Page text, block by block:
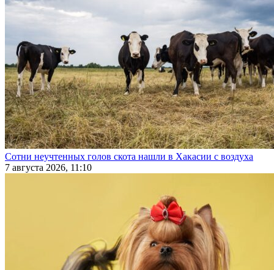
Сотни неучтенных голов скота нашли в Хакасии с воздуха
7 августа 2026, 11:10